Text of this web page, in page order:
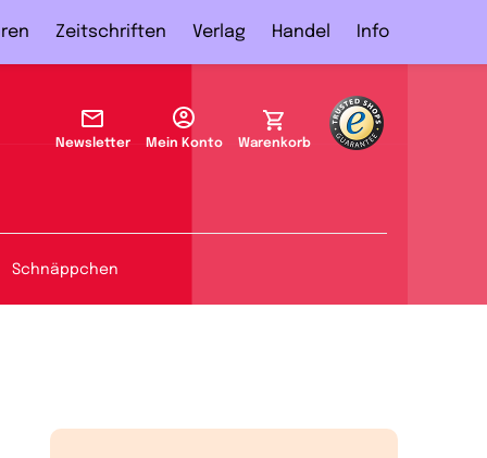
Zeitschriften Verlag Handel Info
Newsletter Mein Konto Warenkorb
Schnäppchen